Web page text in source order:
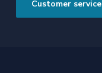
Customer service